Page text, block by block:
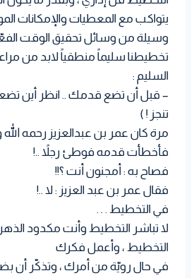
يتواكب مع المعطيات والإمكانات
وسيلة من وسائل تحقيق الوقت
تخطيطنا سليماً منطقياً لابد من
السليم :
– قبل أن تضع قدمك .. انظر أين
تنجز ! )
مرة كان عمر بن عبدالعزيز رحمه
فأخطأت قدمه فوطئ رجلاً ..!
فصاح به : أمجنون أنت ؟!!
فقال عمر بن عبد العزيز : لا ..!
في التخطيط . . .
لا تباشر التخطيط وأنت مكدود
التخطيط ، وأعمل فكرك
في حال رويّة من أمرك ، وتذكّر أن